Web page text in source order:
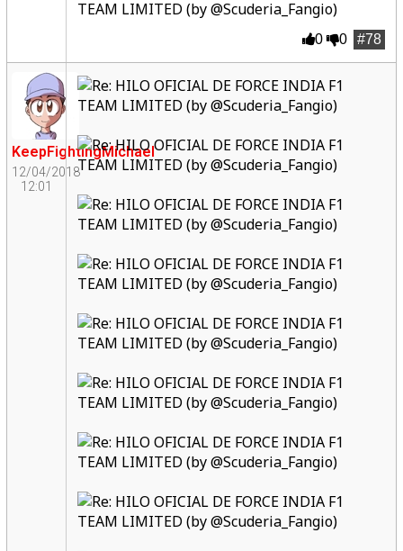
#78
0 0
KeepFightingMichael
12/04/2018
12:01